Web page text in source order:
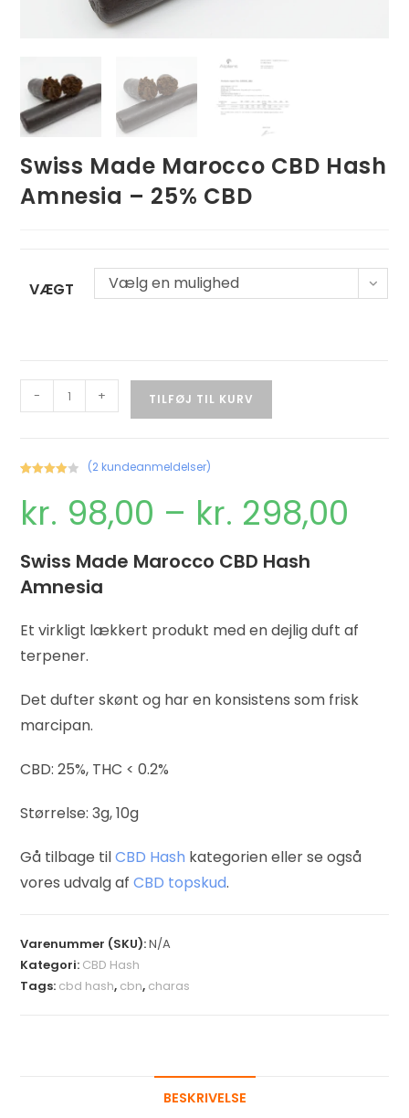
Swiss Made Marocco CBD Hash
Amnesia – 25% CBD
VÆGT Vælg en mulighed
- + TILFØJ TIL KURV
som
4.00
ud af
på
ømmelse
(2 kundeanmeldelser)
kr. 98,00 – kr. 298,00
Swiss Made Marocco CBD Hash
Amnesia
Et virkligt lækkert produkt med en dejlig duft af
terpener.
Det dufter skønt og har en konsistens som frisk
marcipan.
CBD: 25%, THC < 0.2%
Størrelse: 3g, 10g
Gå tilbage tilCBD Hash kategorien eller se også
vores udvalg afCBD topskud.
Varenummer (SKU):N/A
Kategori: CBD Hash
Tags: cbd hash, cbn, charas
BESKRIVELSE